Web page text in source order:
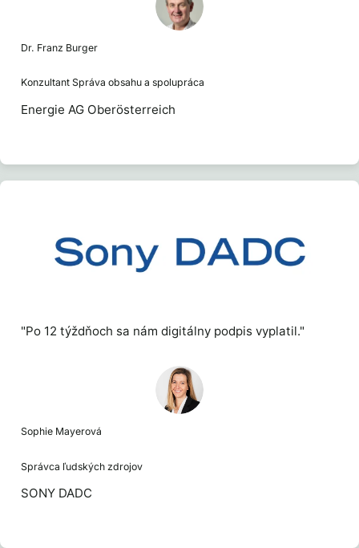
Dr. Franz Burger
Konzultant Správa obsahu a spolupráca
Energie AG Oberösterreich
"Po 12 týždňoch sa nám digitálny podpis vyplatil."
Sophie Mayerová
Správca ľudských zdrojov
SONY DADC